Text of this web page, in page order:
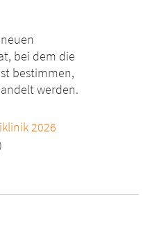
bei dem die
bestimmen,
werden.
2026